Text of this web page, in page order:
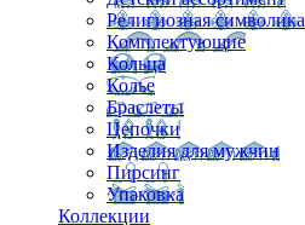
Религиозная символика
Комплектующие
Кольца
Колье
Браслеты
Цепочки
Изделия для мужчин
Пирсинг
Упаковка
Коллекции